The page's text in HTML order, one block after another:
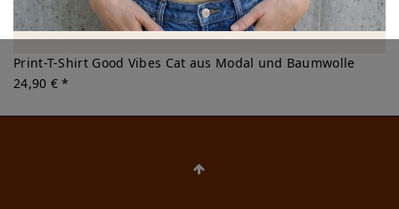
Print-T-Shirt Good Vibes Cat aus Modal und Baumwolle
24,90 € *